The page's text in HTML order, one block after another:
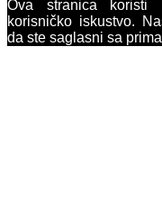
Ova stranica koristi
korisničko iskustvo.
da ste saglasni sa